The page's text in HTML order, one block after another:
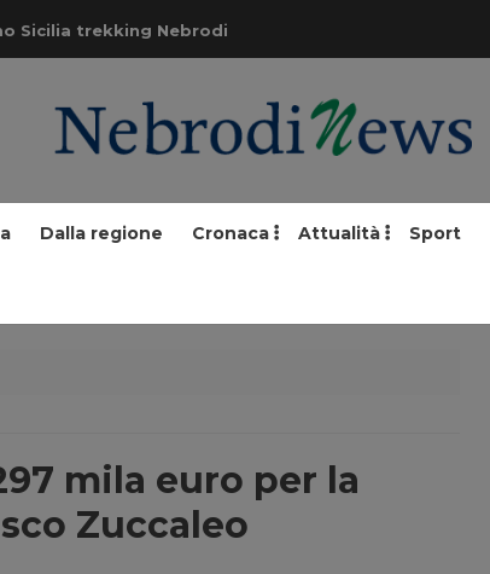
Sicilia trekking Nebrodi
Dalla regione Cronaca Attualità Sport
mila euro per la
Zuccaleo